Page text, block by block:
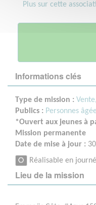
Plus sur cette
Informations clés
Type de mission :
Publics : Personnes
*Ouvert aux jeunes à
Mission permanente
Date de mise à jour :
Réalisable en
Lieu de la mission